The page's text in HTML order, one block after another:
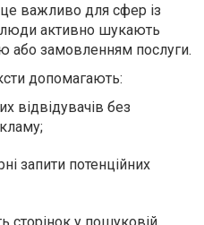
важливо для сфер із
активно шукають
або замовленням послуги.
допомагають:
відвідувачів без
запити потенційних